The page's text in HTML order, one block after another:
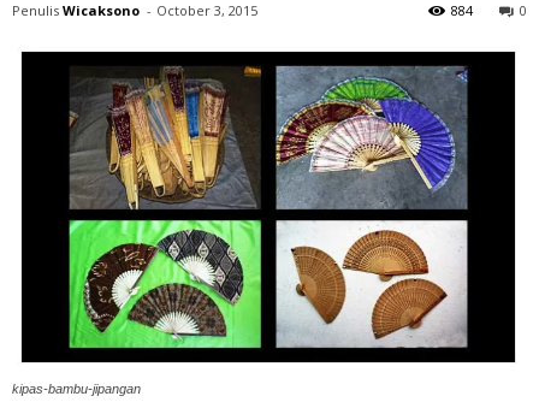
Penulis Wicaksono - October 3, 2015 0
884
kipas-bambu-jipangan